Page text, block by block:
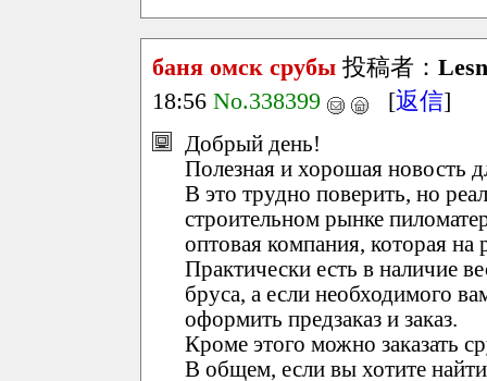
баня омск срубы 投稿者：
18:56 No.338399 [返信]
Добрый день!
Полезная и хорошая новость
В это трудно поверить, но
строительном рынке
оптовая компания, которая на
Практически есть в наличие
бруса, а если необходимого
оформить предзаказ и заказ.
Кроме этого можно заказать
В общем, если вы хотите